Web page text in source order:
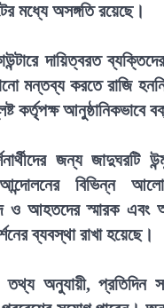
মধ্যে অসঙ্গতি রয়েছে।
দায়িত্বরত
মন্তব্য করতে রাজি
কর্তৃপক্ষ আনুষ্ঠানিকভাবে
জন্য জাদুঘরটি
বিভিন্ন
ও আহতদের স্মারক এবং
ব্যবস্থা রাখা হয়েছে।
তথ্য অনুযায়ী, প্রতিদিন